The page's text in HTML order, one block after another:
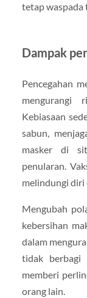
tetap waspada
Dampak
Pencegahan
mengurangi
Kebiasaan
sabun,
masker di
penularan.
melindungi diri
Mengubah
kebersihan
dalam
tidak berbagi
memberi
orang lain.